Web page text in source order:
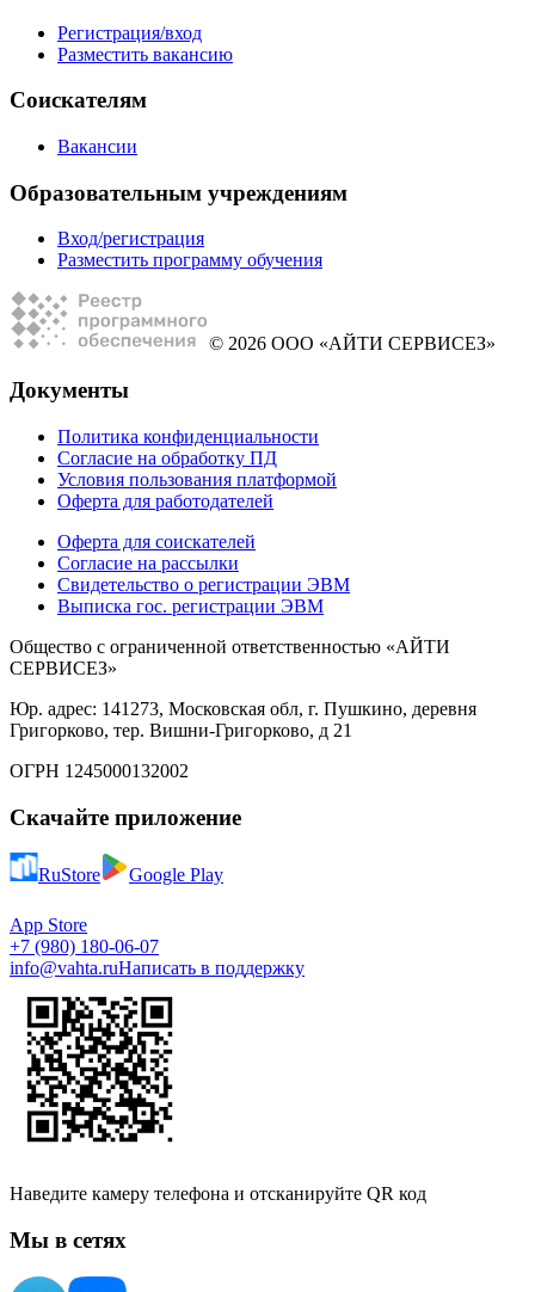
Регистрация/вход
Разместить вакансию
Соискателям
Вакансии
Образовательным учреждениям
Вход/регистрация
Разместить программу обучения
© 2026 ООО «АЙТИ СЕРВИСЕЗ»
Документы
Политика конфиденциальности
Согласие на обработку ПД
Условия пользования платформой
Оферта для работодателей
Оферта для соискателей
Согласие на рассылки
Свидетельство о регистрации ЭВМ
Выписка гос. регистрации ЭВМ
Общество с ограниченной ответственностью «АЙТИ
СЕРВИСЕЗ»
Юр. адрес: 141273, Московская обл, г. Пушкино, деревня
Григорково, тер. Вишни-Григорково, д 21
ОГРН 1245000132002
Скачайте приложение
RuStore Google Play
App Store
+7 (980) 180-06-07
info@vahta.ruНаписать в поддержку
Наведите камеру телефона и отсканируйте QR код
Мы в сетях